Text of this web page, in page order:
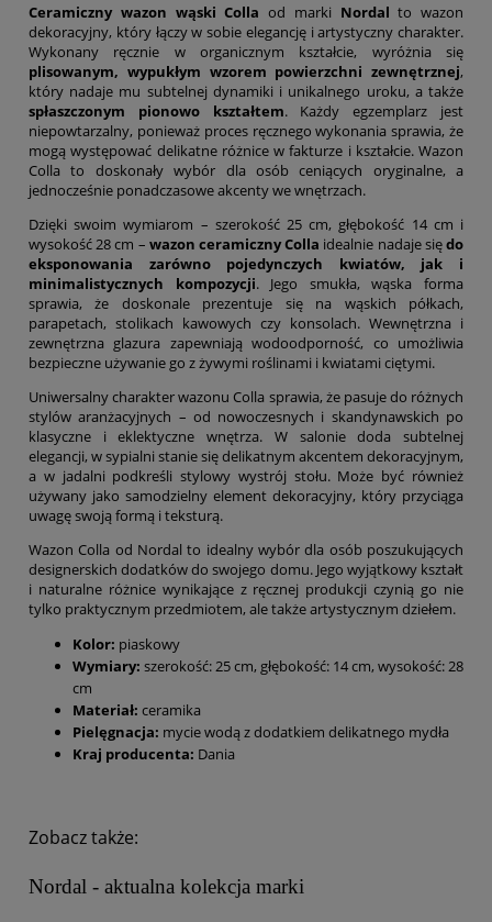
Ceramiczny wazon wąski Colla od marki Nordal to wazon
dekoracyjny, który łączy w sobie elegancję i artystyczny charakter.
Wykonany ręcznie w organicznym kształcie, wyróżnia się
plisowanym, wypukłym wzorem powierzchni zewnętrznej,
który nadaje mu subtelnej dynamiki i unikalnego uroku, a także
spłaszczonym pionowo kształtem. Każdy egzemplarz jest
niepowtarzalny, ponieważ proces ręcznego wykonania sprawia, że
mogą występować delikatne różnice w fakturze i kształcie. Wazon
Colla to doskonały wybór dla osób ceniących oryginalne, a
jednocześnie ponadczasowe akcenty we wnętrzach.
Dzięki swoim wymiarom – szerokość 25 cm, głębokość 14 cm i
wysokość 28 cm – wazon ceramiczny Colla idealnie nadaje siędo
eksponowania zarówno pojedynczych kwiatów, jak i
minimalistycznych kompozycji. Jego smukła, wąska forma
sprawia, że doskonale prezentuje się na wąskich półkach,
parapetach, stolikach kawowych czy konsolach. Wewnętrzna i
zewnętrzna glazura zapewniają wodoodporność, co umożliwia
bezpieczne używanie go z żywymi roślinami i kwiatami ciętymi.
Uniwersalny charakter wazonu Colla sprawia, że pasuje do różnych
stylów aranżacyjnych – od nowoczesnych i skandynawskich po
klasyczne i eklektyczne wnętrza. W salonie doda subtelnej
elegancji, w sypialni stanie się delikatnym akcentem dekoracyjnym,
a w jadalni podkreśli stylowy wystrój stołu. Może być również
używany jako samodzielny element dekoracyjny, który przyciąga
uwagę swoją formą i teksturą.
Wazon Colla od Nordal to idealny wybór dla osób poszukujących
designerskich dodatków do swojego domu. Jego wyjątkowy kształt
i naturalne różnice wynikające z ręcznej produkcji czynią go nie
tylko praktycznym przedmiotem, ale także artystycznym dziełem.
Kolor: piaskowy
Wymiary: szerokość: 25 cm, głębokość: 14 cm, wysokość: 28
cm
Materiał: ceramika
Pielęgnacja: mycie wodą z dodatkiem delikatnego mydła
Kraj producenta: Dania
Zobacz także:
Nordal - aktualna kolekcja marki